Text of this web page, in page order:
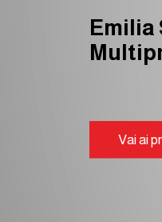
Emilia
Vai ai